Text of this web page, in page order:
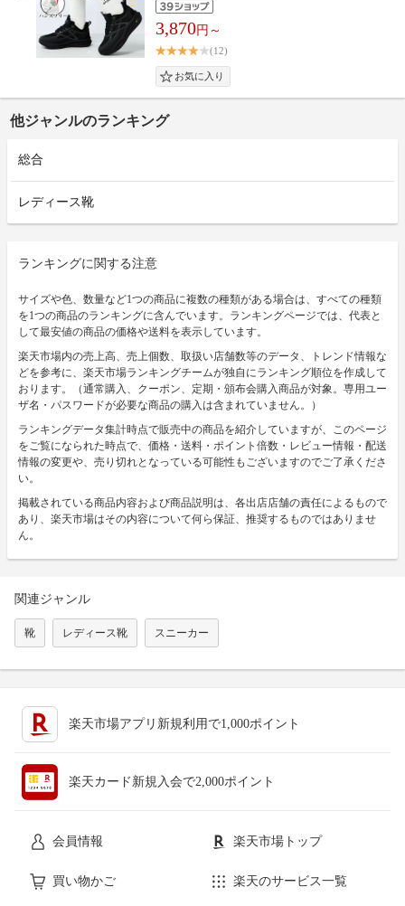
3,870円～
(12)
他ジャンルのランキング
総合
レディース靴
ランキングに関する注意
サイズや色、数量など1つの商品に複数の種類がある場合は、すべての種類
を1つの商品のランキングに含んでいます。ランキングページでは、代表と
して最安値の商品の価格や送料を表示しています。
楽天市場内の売上高、売上個数、取扱い店舗数等のデータ、トレンド情報な
どを参考に、楽天市場ランキングチームが独自にランキング順位を作成して
おります。（通常購入、クーポン、定期・頒布会購入商品が対象。専用ユー
ザ名・パスワードが必要な商品の購入は含まれていません。）
ランキングデータ集計時点で販売中の商品を紹介していますが、このページ
をご覧になられた時点で、価格・送料・ポイント倍数・レビュー情報・配送
情報の変更や、売り切れとなっている可能性もございますのでご了承くださ
い。
掲載されている商品内容および商品説明は、各出店店舗の責任によるもので
あり、楽天市場はその内容について何ら保証、推奨するものではありませ
ん。
関連ジャンル
靴 レディース靴 スニーカー
楽天市場アプリ新規利用で1,000ポイント
楽天カード新規入会で2,000ポイント
会員情報 楽天市場トップ
買い物かご 楽天のサービス一覧